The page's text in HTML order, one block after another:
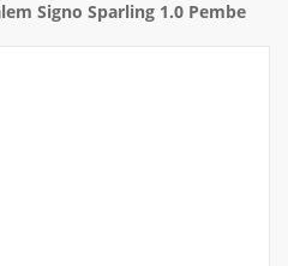
Signo Sparling 1.0 Pembe